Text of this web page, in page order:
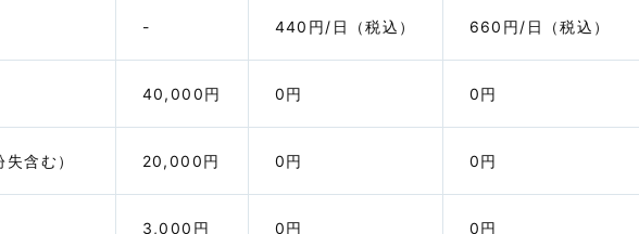
地に到着してから６時間以内に、寄託
物が予定していた目的地に運搬されな
身の回り品購入費用の額
目的地への到着後、９６時間以内で、
到着するまでの間に負担した次の費用
の金額をいいます。
- 440円/日（税込） 660円/日（税込）
40,000円 0円 0円
含む） 20,000円 0円 0円
3,000円 0円 0円